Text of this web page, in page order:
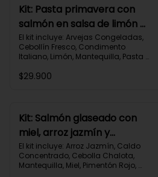
Kit: Pasta primavera con
salmón en salsa de limón y
vegetales asados-123
El kit incluye: Arvejas Congeladas,
Cebollín Fresco, Condimento
Italiano, Limón, Mantequilla, Pasta
Queso Parmesano, Salmón (120g/p
Carbohidratos 96g | Grasas 48g |
Proteínas 51g
$29.900
Kit: Salmón glaseado con
miel, arroz jazmín y
vegetales horneados-121
El kit incluye: Arroz Jazmín, Caldo
Concentrado, Cebolla Chalota,
Mantequilla, Miel, Pimentón Rojo,